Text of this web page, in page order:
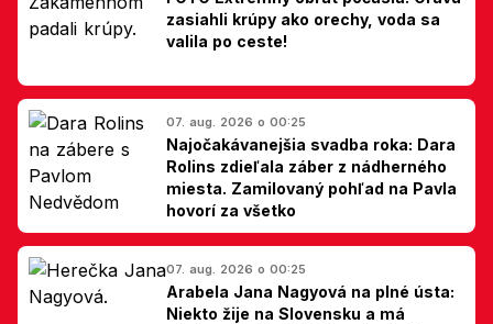
zasiahli krúpy ako orechy, voda sa
valila po ceste!
07. aug. 2026 o 00:25
Najočakávanejšia svadba roka: Dara
Rolins zdieľala záber z nádherného
miesta. Zamilovaný pohľad na Pavla
hovorí za všetko
07. aug. 2026 o 00:25
Arabela Jana Nagyová na plné ústa:
Niekto žije na Slovensku a má